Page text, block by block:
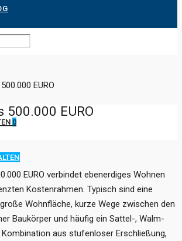
0
EURO
500.000 EURO
EURO verbindet ebenerdiges Wohnen
Kostenrahmen. Typisch sind eine
Wohnfläche, kurze Wege zwischen den
Baukörper und häufig ein Sattel-, Walm-
Kombination aus stufenloser Erschließung,